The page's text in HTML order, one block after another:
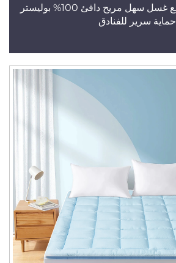
بيع مباشر من المصنع غسل سهل مريح دافئ 100% بوليستر
حماية سرير للفنادق